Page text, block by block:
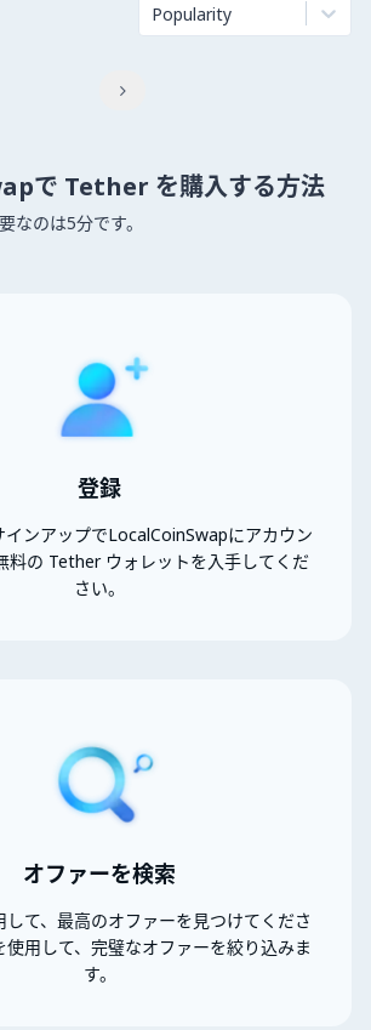
Popularity

で Tether を購入する方法
なのは5分です。
登録
インアップでLocalCoinSwapにアカウン
料の Tether ウォレットを入手してくだ
さい。
オファーを検索
て、最高のオファーを見つけてくださ
使用して、完璧なオファーを絞り込みま
す。